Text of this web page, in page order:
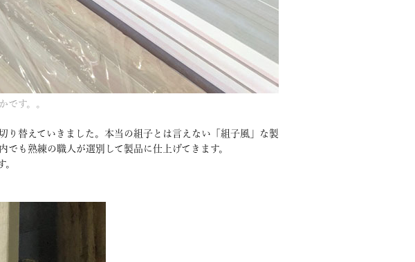
です。。
り替えていきました。本当の組子とは言えない「組子風」な製
も熟練の職人が選別して製品に仕上げてきます。